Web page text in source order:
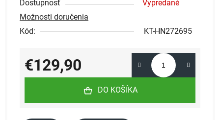
Dostupnosť
Vypredané
Možnosti doručenia
Kód:
KT-HN272695
€129,90
Jednotková cena:
DO KOŠÍKA